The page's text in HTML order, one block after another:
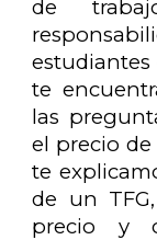
de
estudiantes
te
las
el precio
te
de un
precio y